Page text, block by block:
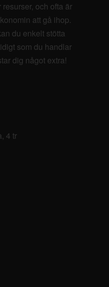
och ofta är
att gå ihop.
du enkelt stötta
som du handlar
dig något extra!
4 tr